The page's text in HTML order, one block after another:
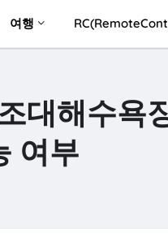
여행
대해수욕
여부